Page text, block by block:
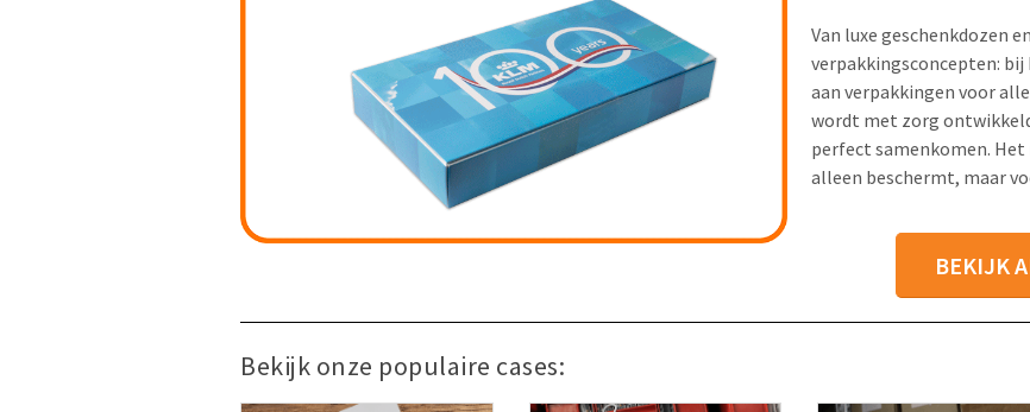
Van luxe geschenkdozen
verpakkingsconcepten:
aan verpakkingen voor
wordt met zorg
perfect samenkomen.
alleen beschermt, maar
BEKIJK
Bekijk onze populaire cases: